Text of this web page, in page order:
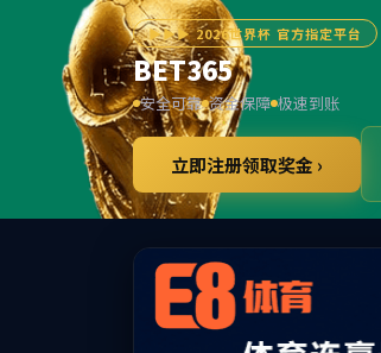
股票代码：836479
国家级专精特新小巨人企业